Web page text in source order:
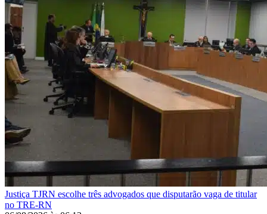
Justiça TJRN escolhe três advogados que disputarão vaga de titular
no TRE-RN